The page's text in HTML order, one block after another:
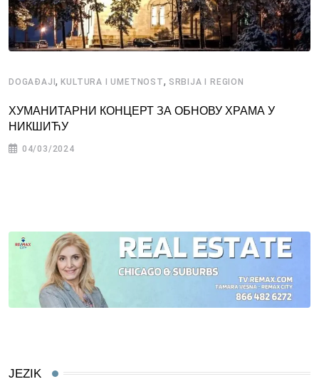
DOGAĐAJI,KULTURA I UMETNOST, SRBIJA I REGION
ХУМАНИТАРНИ КОНЦЕРТ ЗА ОБНОВУ ХРАМА У
НИКШИЋУ
04/03/2024
JEZIK